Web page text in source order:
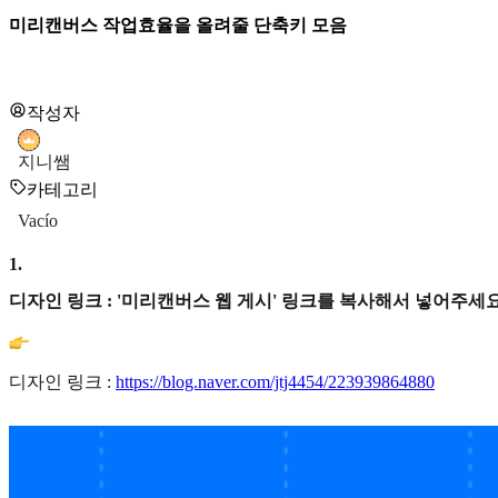
미리캔버스 작업효율을 올려줄 단축키 모음
작성자
지니쌤
카테고리
Vacío
1.
디자인 링크 : '미리캔버스 웹 게시' 링크를 복사해서 넣어주세
디자인 링크 : https://blog.naver.com/jtj4454/223939864880